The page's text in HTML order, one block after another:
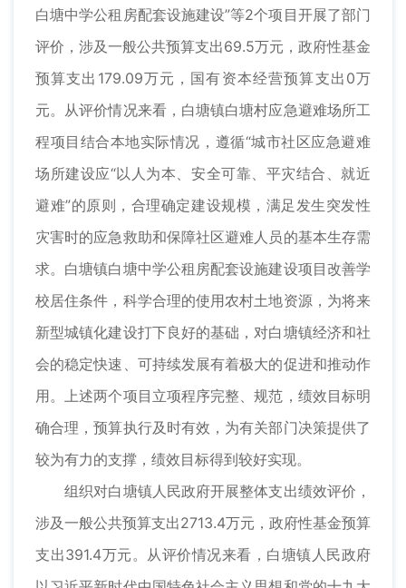
白塘中学公租房配套设施建设”等2个项目开展了部门
评价，涉及一般公共预算支出69.5万元，政府性基金
预算支出179.09万元，国有资本经营预算支出0万
元。从评价情况来看，白塘镇白塘村应急避难场所工
程项目结合本地实际情况，遵循“城市社区应急避难
场所建设应“以人为本、安全可靠、平灾结合、就近
避难”的原则，合理确定建设规模，满足发生突发性
灾害时的应急救助和保障社区避难人员的基本生存需
求。白塘镇白塘中学公租房配套设施建设项目改善学
校居住条件，科学合理的使用农村土地资源，为将来
新型城镇化建设打下良好的基础，对白塘镇经济和社
会的稳定快速、可持续发展有着极大的促进和推动作
用。上述两个项目立项程序完整、规范，绩效目标明
确合理，预算执行及时有效，为有关部门决策提供了
较为有力的支撑，绩效目标得到较好实现。
组织对白塘镇人民政府开展整体支出绩效评价，
涉及一般公共预算支出2713.4万元，政府性基金预算
支出391.4万元。从评价情况来看，白塘镇人民政府